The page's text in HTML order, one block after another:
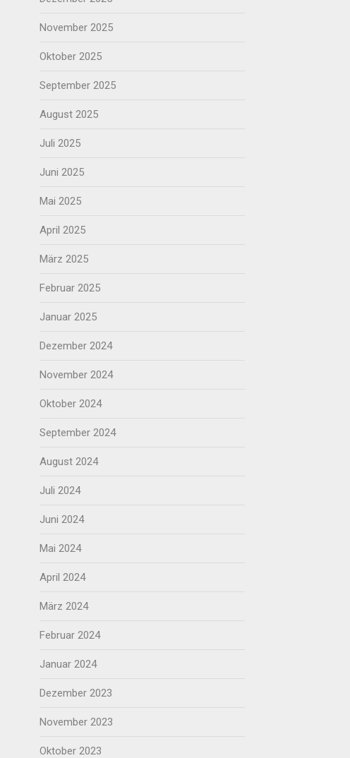
November 2025
Oktober 2025
September 2025
August 2025
Juli 2025
Juni 2025
Mai 2025
April 2025
März 2025
Februar 2025
Januar 2025
Dezember 2024
November 2024
Oktober 2024
September 2024
August 2024
Juli 2024
Juni 2024
Mai 2024
April 2024
März 2024
Februar 2024
Januar 2024
Dezember 2023
November 2023
Oktober 2023